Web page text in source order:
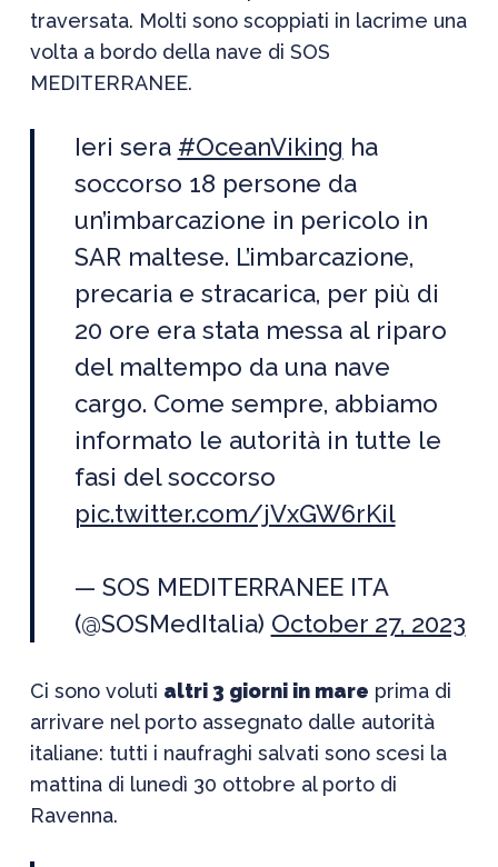
traversata. Molti sono scoppiati in lacrime una
volta a bordo della nave di SOS
MEDITERRANEE.
Ieri sera #OceanViking ha
soccorso 18 persone da
un’imbarcazione in pericolo in
SAR maltese. L’imbarcazione,
precaria e stracarica, per più di
20 ore era stata messa al riparo
del maltempo da una nave
cargo. Come sempre, abbiamo
informato le autorità in tutte le
fasi del soccorso
pic.twitter.com/jVxGW6rKil
— SOS MEDITERRANEE ITA
(@SOSMedItalia) October 27, 2023
Ci sono voluti altri 3 giorni in mare prima di
arrivare nel porto assegnato dalle autorità
italiane: tutti i naufraghi salvati sono scesi la
mattina di lunedì 30 ottobre al porto di
Ravenna.